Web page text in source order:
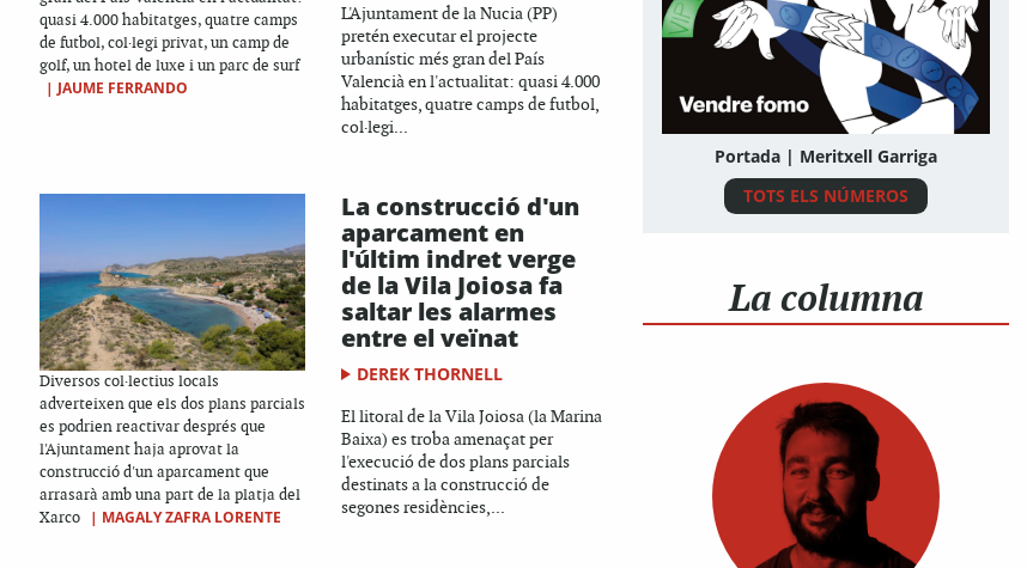
quasi 4.000 habitatges, quatre camps
de futbol, col·legi privat, un camp de
golf, un hotel de luxe i un parc de surf
| JAUME FERRANDO
L'Ajuntament de la Nucia (PP)
pretén executar el projecte
urbanístic més gran del País
Valencià en l'actualitat: quasi 4.000
habitatges, quatre camps de futbol,
col·legi...
Diversos col·lectius locals
adverteixen que els dos plans parcials
es podrien reactivar després que
l'Ajuntament haja aprovat la
construcció d'un aparcament que
arrasarà amb una part de la platja del
Xarco
| MAGALY ZAFRA LORENTE
La construcció d'un
aparcament en
l'últim indret verge
de la Vila Joiosa fa
saltar les alarmes
entre el veïnat
DEREK THORNELL
El litoral de la Vila Joiosa (la Marina
Baixa) es troba amenaçat per
l'execució de dos plans parcials
destinats a la construcció de
segones residències,...
Portada | Meritxell Garriga
TOTS ELS NÚMEROS
La columna